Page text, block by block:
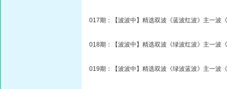
017期：【波波中】精选双波《蓝波红波》主一波
018期：【波波中】精选双波《绿波红波》主一波
019期：【波波中】精选双波《绿波蓝波》主一波